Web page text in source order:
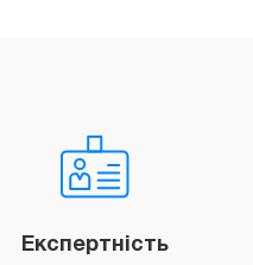
Експертність